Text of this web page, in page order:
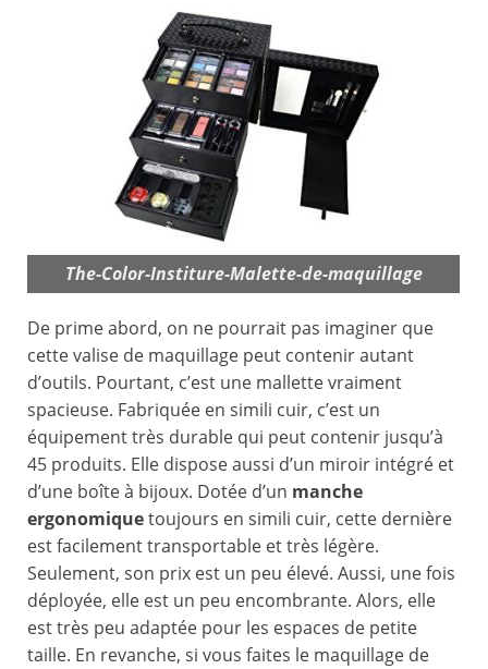
The-Color-Institure-Malette-de-maquillage
De prime abord, on ne pourrait pas imaginer que
cette valise de maquillage peut contenir autant
d’outils. Pourtant, c’est une mallette vraiment
spacieuse. Fabriquée en simili cuir, c’est un
équipement très durable qui peut contenir jusqu’à
45 produits. Elle dispose aussi d’un miroir intégré et
d’une boîte à bijoux. Dotée d’un manche
ergonomiquetoujours en simili cuir, cette dernière
est facilement transportable et très légère.
Seulement, son prix est un peu élevé. Aussi, une fois
déployée, elle est un peu encombrante. Alors, elle
est très peu adaptée pour les espaces de petite
taille. En revanche, si vous faites le maquillage de